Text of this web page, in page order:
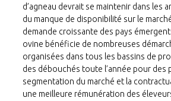
d’agneau devrait se maintenir dans les
du manque de disponibilité sur le
demande croissante des pays
ovine bénéficie de nombreuses
organisées dans tous les bassins de
des débouchés toute l’année pour des
segmentation du marché et la
une meilleure rémunération des